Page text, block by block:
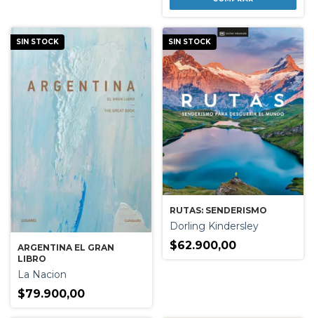
SIN STOCK
ARGENTINA EL GRAN
LIBRO
La Nacion
$79.900,00
SIN STOCK
RUTAS: SENDERISMO
Dorling Kindersley
$62.900,00